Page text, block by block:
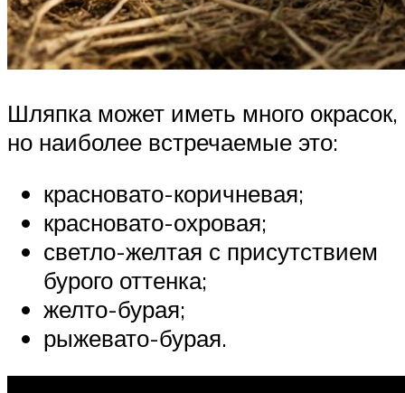
Шляпка может иметь много окрасок,
но наиболее встречаемые это:
красновато-коричневая;
красновато-охровая;
светло-желтая с присутствием
бурого оттенка;
желто-бурая;
рыжевато-бурая.